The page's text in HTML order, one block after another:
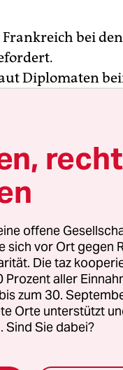
bei den
Diplomaten
im Fall eines
heißt es: „Im
eines
ihrer Macht
ausgedrückt
sagte die EU-
offene
sich vor Ort gegen
Die taz
Prozent aller
zum 30.
Orte unterstützt
Sind Sie dabei?